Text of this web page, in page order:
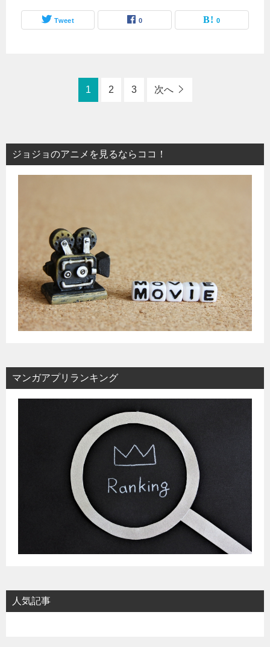
Tweet 0 0
1 2 3 次へ
ジョジョのアニメを見るならココ！
マンガアプリランキング
人気記事